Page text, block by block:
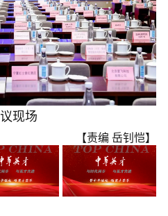
现场
【责编 岳钊恺】